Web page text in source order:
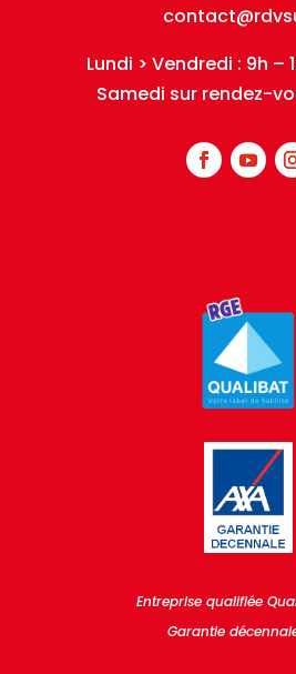
Lundi > Vendredi : 9h –
Samedi sur rendez-
Entreprise qualifiée
Garantie